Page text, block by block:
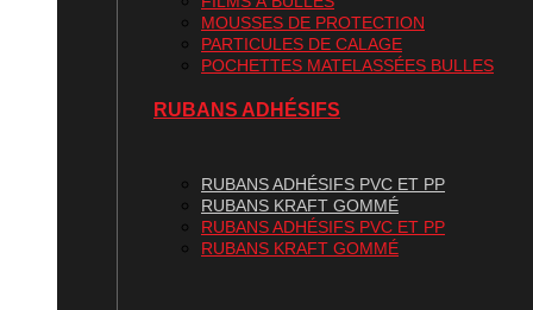
MOUSSES DE PROTECTION
PARTICULES DE CALAGE
POCHETTES MATELASSÉES BULLES
RUBANS ADHÉSIFS
RUBANS ADHÉSIFS PVC ET PP
RUBANS KRAFT GOMMÉ
RUBANS ADHÉSIFS PVC ET PP
RUBANS KRAFT GOMMÉ